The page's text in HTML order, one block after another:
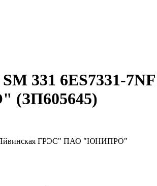
331 6ES7331-
"Яйвинская ГРЭС" ПАО "ЮНИПРО"